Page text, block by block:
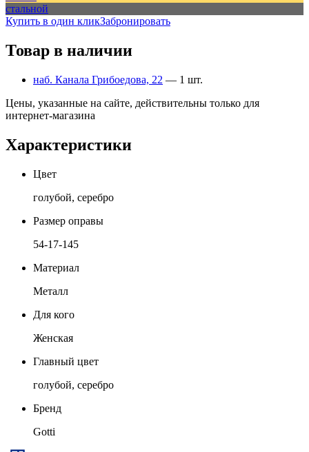
стальной
Купить в один кликЗабронировать
Товар в наличии
наб. Канала Грибоедова, 22 — 1 шт.
Цены, указанные на сайте, действительны только для
интернет-магазина
Характеристики
Цвет
голубой, серебро
Размер оправы
54-17-145
Материал
Металл
Для кого
Женская
Главный цвет
голубой, серебро
Бренд
Gotti